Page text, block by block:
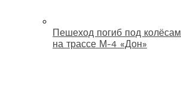
Пешеход погиб под
на трассе М-4 «Дон»